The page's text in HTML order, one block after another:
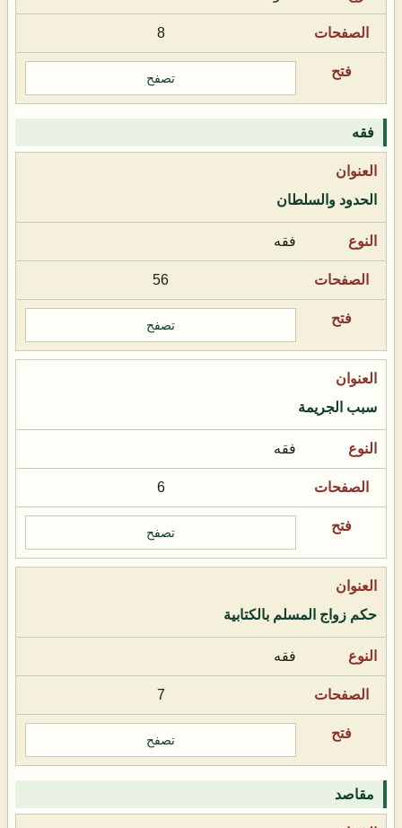
8
تصفح
فقه
الحدود والسلطان
فقه
56
تصفح
سبب الجريمة
فقه
6
تصفح
حكم زواج المسلم بالكتابية
فقه
7
تصفح
مقاصد